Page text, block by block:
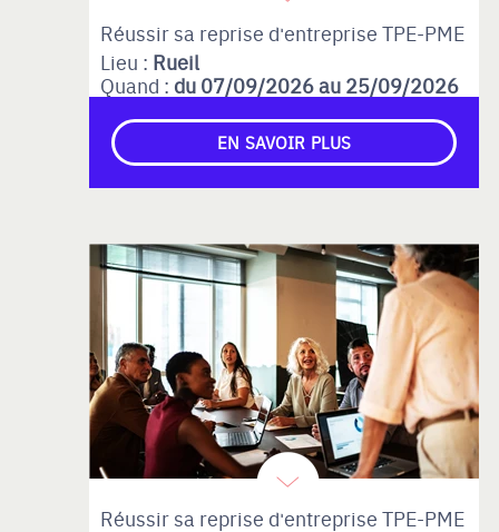
Réussir sa reprise d'entreprise TPE-PME
Lieu : Rueil
Quand : du 07/09/2026 au 25/09/2026
EN SAVOIR PLUS
Réussir sa reprise d'entreprise TPE-PME